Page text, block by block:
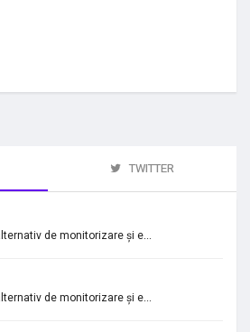
TWITTER
de monitorizare și e...
de monitorizare și e...